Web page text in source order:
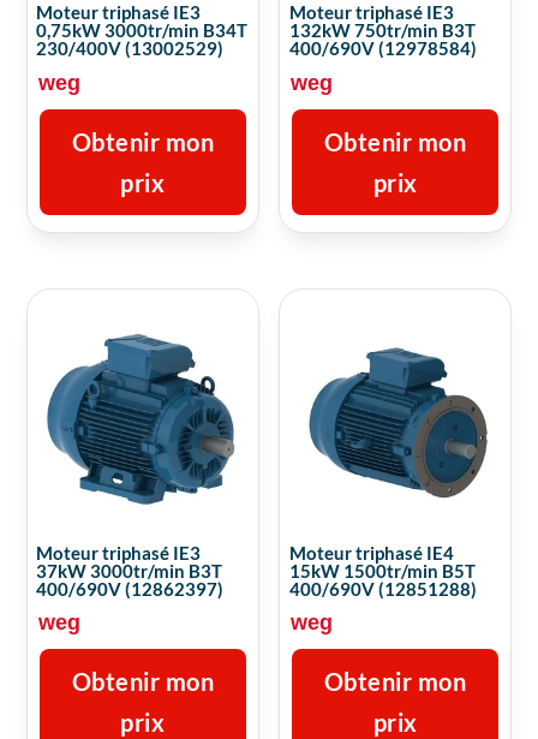
Moteur triphasé IE3
0,75kW 3000tr/min B34T
230/400V (13002529)
weg
Obtenir mon
prix
Moteur triphasé IE3
132kW 750tr/min B3T
400/690V (12978584)
weg
Obtenir mon
prix
Moteur triphasé IE3
37kW 3000tr/min B3T
400/690V (12862397)
weg
Obtenir mon
prix
Moteur triphasé IE4
15kW 1500tr/min B5T
400/690V (12851288)
weg
Obtenir mon
prix